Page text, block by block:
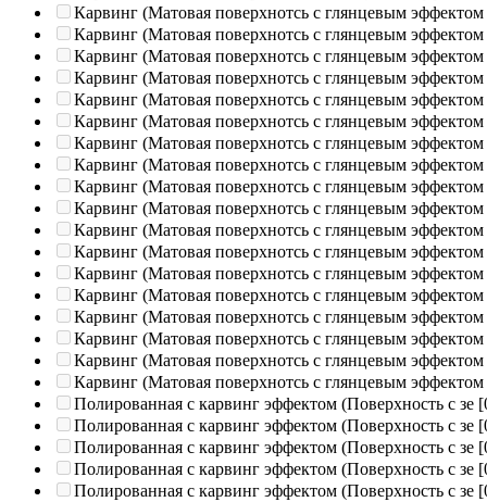
Карвинг (Матовая поверхнотсь с глянцевым эффектом
Карвинг (Матовая поверхнотсь с глянцевым эффектом
Карвинг (Матовая поверхнотсь с глянцевым эффектом
Карвинг (Матовая поверхнотсь с глянцевым эффектом
Карвинг (Матовая поверхнотсь с глянцевым эффектом
Карвинг (Матовая поверхнотсь с глянцевым эффектом
Карвинг (Матовая поверхнотсь с глянцевым эффектом
Карвинг (Матовая поверхнотсь с глянцевым эффектом
Карвинг (Матовая поверхнотсь с глянцевым эффектом
Карвинг (Матовая поверхнотсь с глянцевым эффектом
Карвинг (Матовая поверхнотсь с глянцевым эффектом
Карвинг (Матовая поверхнотсь с глянцевым эффектом
Карвинг (Матовая поверхнотсь с глянцевым эффектом
Карвинг (Матовая поверхнотсь с глянцевым эффектом
Карвинг (Матовая поверхнотсь с глянцевым эффектом
Карвинг (Матовая поверхнотсь с глянцевым эффектом
Карвинг (Матовая поверхнотсь с глянцевым эффектом
Карвинг (Матовая поверхнотсь с глянцевым эффектом
Полированная c карвинг эффектом (Поверхность с зе
Полированная c карвинг эффектом (Поверхность с зе
Полированная c карвинг эффектом (Поверхность с зе
Полированная c карвинг эффектом (Поверхность с зе
Полированная c карвинг эффектом (Поверхность с зе